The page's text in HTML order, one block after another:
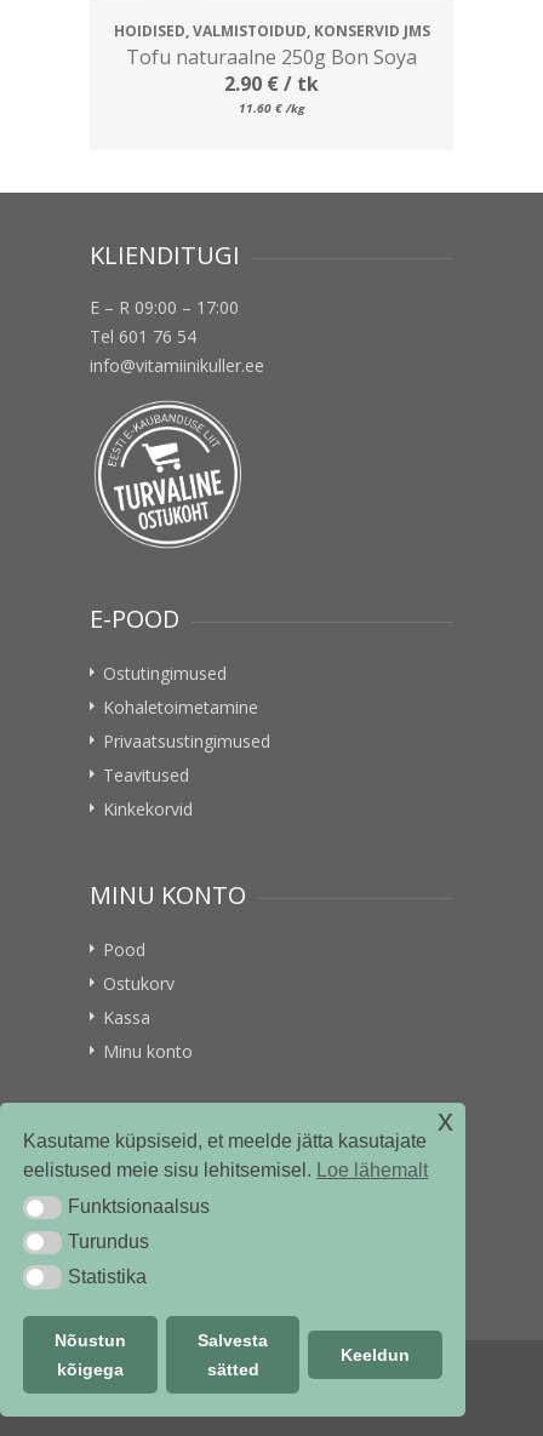
Kasutame küpsiseid, et meelde jätta kasutajate
eelistused meie sisu lehitsemisel. Loe lähemalt
Funktsionaalsus
Funktsionaalsus
TurundusTurundus
StatistikaStatistika
Nõustun
kõigega
Salvesta
sätted
Keeldun
x
HOIDISED, VALMISTOIDUD, KONSERVID JMS
Tofu naturaalne 250g Bon Soya
2.90 €/ tk
11.60 € /kg
KLIENDITUGI
E – R 09:00 – 17:00
Tel 601 76 54
info@vitamiinikuller.ee
E-POOD
Ostutingimused
Kohaletoimetamine
Privaatsustingimused
Teavitused
Kinkekorvid
MINU KONTO
Pood
Ostukorv
Kassa
Minu konto
VITAMIINIKULLER.EE
© vitamiinikuller.ee 2018